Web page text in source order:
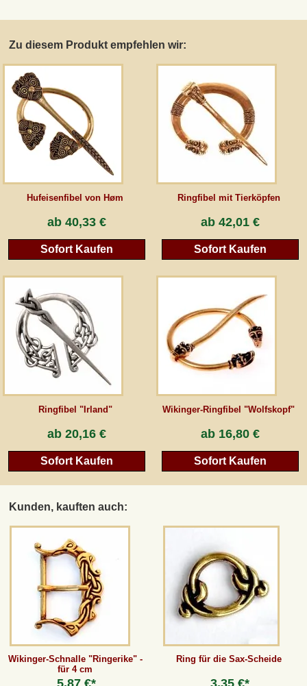
Zu diesem Produkt empfehlen wir:
Hufeisenfibel von Høm
ab 40,33 €
Sofort Kaufen
Ringfibel mit Tierköpfen
ab 42,01 €
Sofort Kaufen
Ringfibel "Irland"
ab 20,16 €
Sofort Kaufen
Wikinger-Ringfibel "Wolfskopf"
ab 16,80 €
Sofort Kaufen
Kunden, kauften auch:
Wikinger-Schnalle "Ringerike" -
für 4 cm
Ring für die Sax-Scheide
Mittelalter-Großhandel
AGB
Gästebuch
Vertrag wiederrufen
*Alle Preise inkl. MwSt., inkl. Verpackungskosten, zggl. Versandkosten und zzgl.
eventueller Zölle (bei Nicht-EU-Ländern). Durchgestrichene Preise entsprechen dem
bisherigen Preis bei peraperis.com.
Zur klassischen Website